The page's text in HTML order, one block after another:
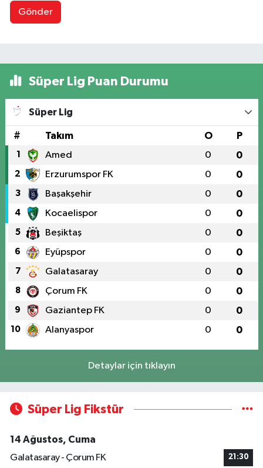
Gönder
Süper Lig Puan Durumu
Süper Lig
# Takım O P
1 Amed 0 0
2 Erzurumspor FK 0 0
3 Başakşehir 0 0
4 Kocaelispor 0 0
5 Beşiktaş 0 0
6 Eyüpspor 0 0
7 Galatasaray 0 0
8 Çorum FK 0 0
9 Gaziantep FK 0 0
10 Alanyaspor 0 0
Detaylar için tıklayın
Süper Lig Fikstür
14 Ağustos, Cuma
Galatasaray - Çorum FK
21:30